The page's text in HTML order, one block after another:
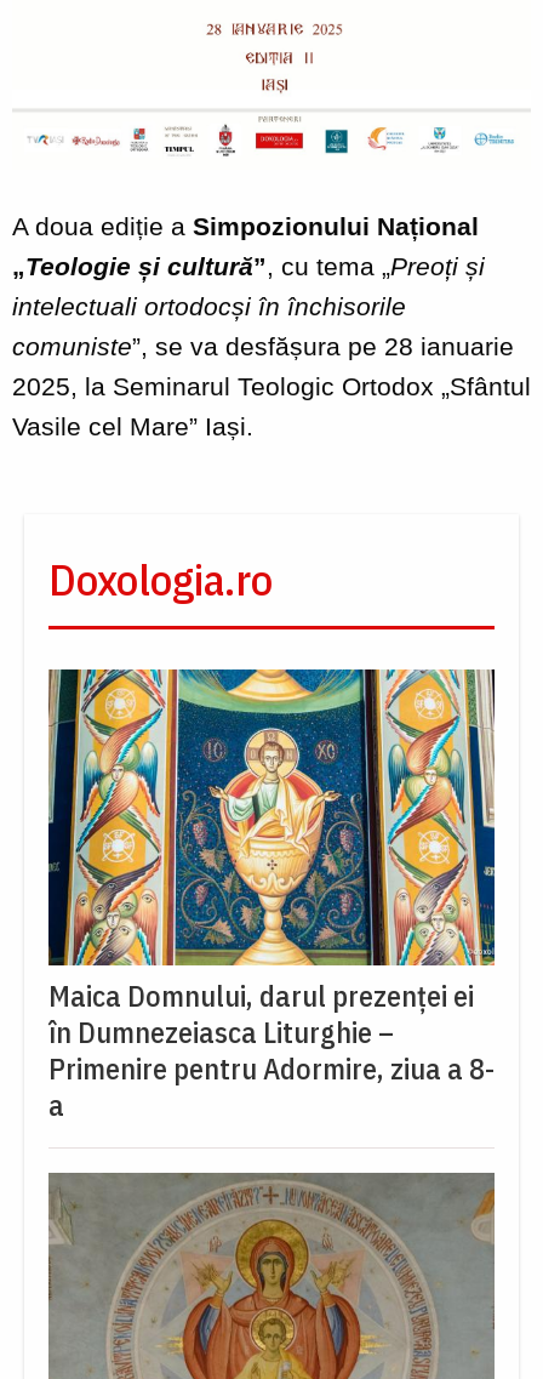
A doua ediție a Simpozionului Național
„Teologie și cultură”, cu tema „Preoți și
intelectuali ortodocși în închisorile
comuniste”, se va desfășura pe 28 ianuarie
2025, la Seminarul Teologic Ortodox „Sfântul
Vasile cel Mare” Iași.
Doxologia.ro
Maica Domnului, darul prezenței ei
în Dumnezeiasca Liturghie –
Primenire pentru Adormire, ziua a 8-
a